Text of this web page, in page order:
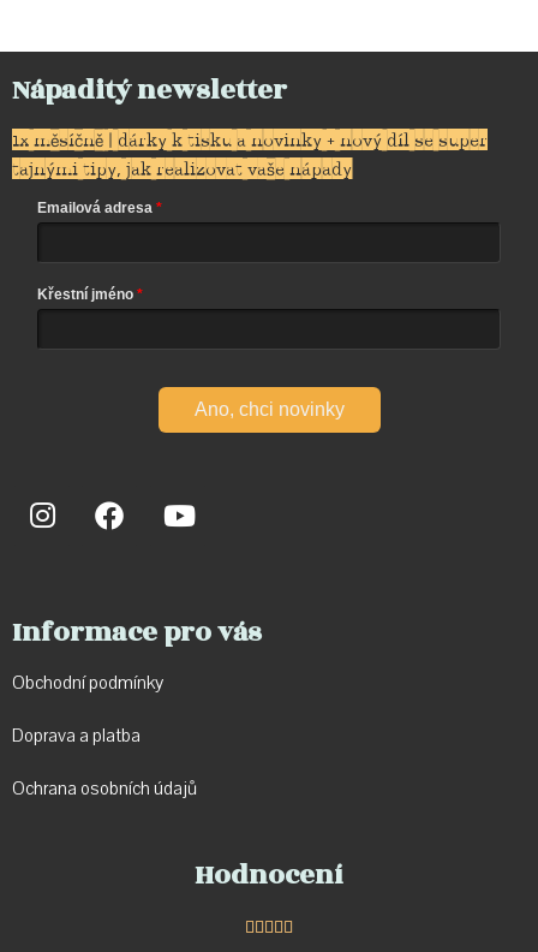
Nápaditý newsletter
1x měsíčně | dárky k tisku a novinky + nový díl se super
tajnými tipy, jak realizovat vaše nápady
Emailová adresa
Křestní jméno
Ano, chci novinky
Informace pro vás
Obchodní podmínky
Doprava a platba
Ochrana osobních údajů
Hodnocení
    